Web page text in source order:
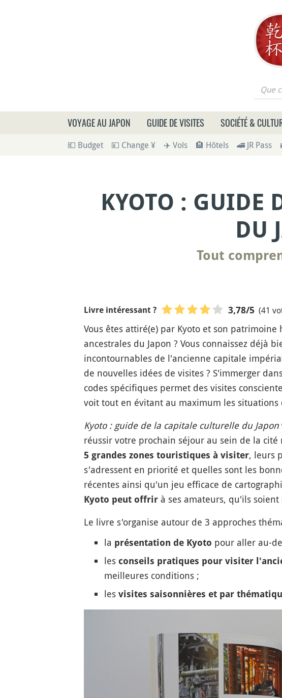
Que cherchez-
VOYAGE AU JAPON GUIDE DE VISITES SOCIÉTÉ &
💶 Budget 💴 Change ¥ ✈️ Vols 🏨 Hôtels 🚄 JR Pass
KYOTO : GUIDE
DU
Tout
Livre intéressant ? 3,78/5 (41
Vous êtes attiré(e) par Kyoto et son
ancestrales du Japon ? Vous connaissez déjà
incontournables de l'ancienne capitale
de nouvelles idées de visites ? S'immerger
codes spécifiques permet des visites
voit tout en évitant au maximum les situations
Kyoto : guide de la capitale culturelle du Japon
réussir votre prochain séjour au sein de la
5 grandes zones touristiques à visiter, leurs
s'adressent en priorité et quelles sont les
récentes ainsi qu'un jeu efficace de
Kyoto peut offrirà ses amateurs, qu'ils soient
Le livre s'organise autour de 3 approches
la présentation de Kyoto pour aller au-
les conseils pratiques pour visiter
meilleures conditions ;
les visites saisonnières et par